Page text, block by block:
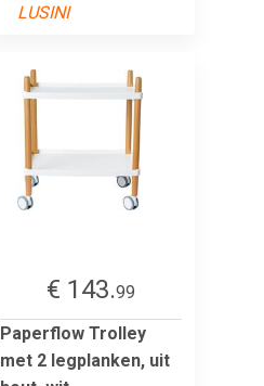
LUSINI
€ 143.99
Paperflow Trolley
met 2 legplanken, uit